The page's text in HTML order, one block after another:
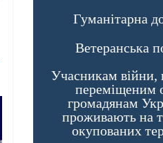
Гуманітарна
Ветеранська
Учасникам війни,
переміщеним
громадянам
проживають на
окупованих